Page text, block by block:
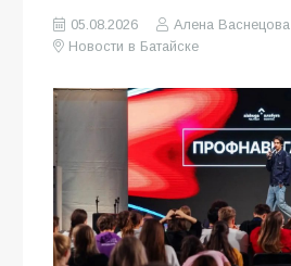
05.08.2026
Алена Васнецова
Новости в Батайске